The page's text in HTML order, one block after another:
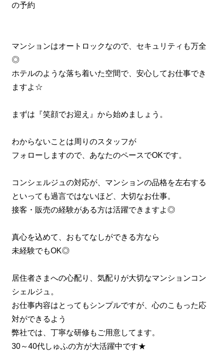
の予約
マンションはオートロックなので、セキュリティも万全
◎
ホテルのような落ち着いた空間で、安心してお仕事でき
ますよ☆
まずは『笑顔でお迎え』から始めましょう。
わからないことは周りのスタッフが
フォローしますので、あなたのペースでOKです。
コンシェルジュの対応が、マンションの品格を左右する
といっても過言ではないほど、大切なお仕事。
接客・販売の経験がある方は活躍できますよ◎
真心を込めて、おもてなしができる方なら
未経験でもOK◎
居住者さまへの心配り、気配りが大切なマンションコン
シェルジュ。
お仕事内容はとってもシンプルですが、心のこもった応
対ができるよう
弊社では、丁寧な研修もご用意してます。
30～40代しゅふの方が大活躍中です★